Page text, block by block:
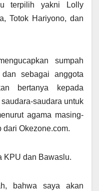
terpilih yakni Lolly
Totok Hariyono, dan
sumpah
sebagai anggota
bertanya kepada
saudara untuk
agama masing-
dari Okezone.com.
KPU dan Bawaslu.
bahwa saya akan